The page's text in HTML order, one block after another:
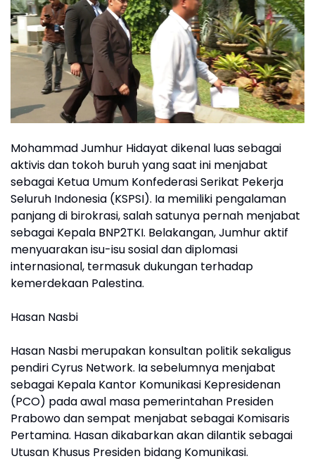
Mohammad Jumhur Hidayat dikenal luas sebagai
aktivis dan tokoh buruh yang saat ini menjabat
sebagai Ketua Umum Konfederasi Serikat Pekerja
Seluruh Indonesia (KSPSI). Ia memiliki pengalaman
panjang di birokrasi, salah satunya pernah menjabat
sebagai Kepala BNP2TKI. Belakangan, Jumhur aktif
menyuarakan isu-isu sosial dan diplomasi
internasional, termasuk dukungan terhadap
kemerdekaan Palestina.
Hasan Nasbi
Hasan Nasbi merupakan konsultan politik sekaligus
pendiri Cyrus Network. Ia sebelumnya menjabat
sebagai Kepala Kantor Komunikasi Kepresidenan
(PCO) pada awal masa pemerintahan Presiden
Prabowo dan sempat menjabat sebagai Komisaris
Pertamina. Hasan dikabarkan akan dilantik sebagai
Utusan Khusus Presiden bidang Komunikasi.